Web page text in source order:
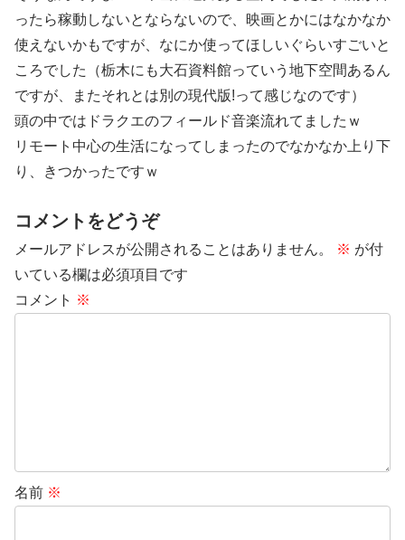
ったら稼動しないとならないので、映画とかにはなかなか
使えないかもですが、なにか使ってほしいぐらいすごいと
ころでした（栃木にも大石資料館っていう地下空間あるん
ですが、またそれとは別の現代版!って感じなのです）
頭の中ではドラクエのフィールド音楽流れてましたｗ
リモート中心の生活になってしまったのでなかなか上り下
り、きつかったですｗ
コメントをどうぞ
メールアドレスが公開されることはありません。 ※ が付
いている欄は必須項目です
コメント ※
名前 ※